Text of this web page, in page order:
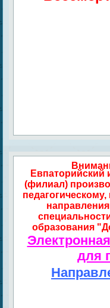
Евпаторийский
(филиал)
образования
для